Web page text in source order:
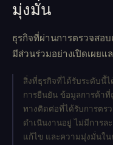
มุ่งมั่น
ธุรกิจที่ผ่านการตรวจสอ
มีส่วนร่วมอย่างเปิดเผยแ
สิ่งที่ธุรกิจที่ได้รับระดับนี้
การยืนยัน ข้อมูลการค้า
ทางติดต่อที่ได้รับการตร
ดำเนินงานอยู่ ไม่มีการล
แก้ไข และความมุ่งมั่นใน